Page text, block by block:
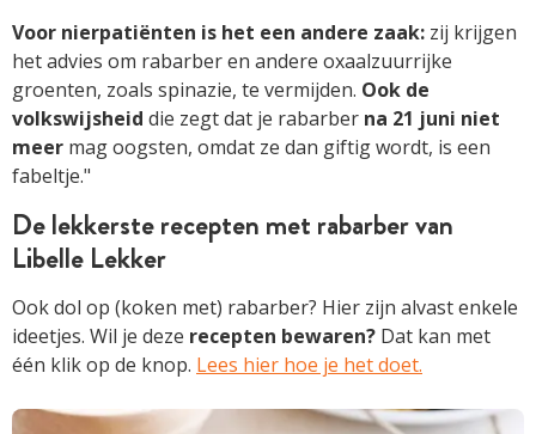
Voor nierpatiënten is het een andere zaak: zij krijgen
het advies om rabarber en andere oxaalzuurrijke
groenten, zoals spinazie, te vermijden. Ook de
volkswijsheid die zegt dat je rabarber na 21 juni niet
meer mag oogsten, omdat ze dan giftig wordt, is een
fabeltje."
De lekkerste recepten met rabarber van
Libelle Lekker
Ook dol op (koken met) rabarber? Hier zijn alvast enkele
ideetjes. Wil je deze recepten bewaren? Dat kan met
één klik op de knop. Lees hier hoe je het doet.